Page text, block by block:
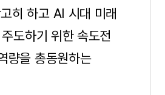
히 하고 AI 시대 미래
도하기 위한 속도전
량을 총동원하는